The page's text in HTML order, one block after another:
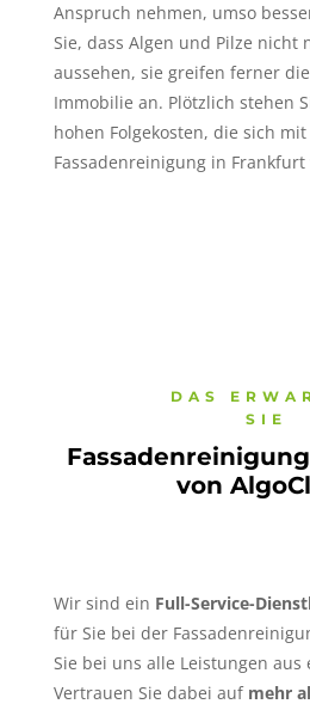
Anspruch nehmen, umso
Sie, dass Algen und Pilze nicht
aussehen, sie greifen ferner
Immobilie an. Plötzlich stehen
hohen Folgekosten, die sich
Fassadenreinigung in
DAS
SIE
von
Wir sind ein Full-Service-
für Sie bei der
Sie bei uns alle Leistungen
Vertrauen Sie dabei auf mehr